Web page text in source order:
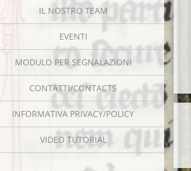
IL NOSTRO TEAM
EVENTI
MODULO PER SEGNALAZIONI
CONTATTI/CONTACTS
INFORMATIVA PRIVACY/POLICY
VIDEO TUTORIAL